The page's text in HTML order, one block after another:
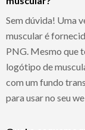
Sem dúvida! Uma
muscular é
PNG. Mesmo que
logótipo de
com um fundo
para usar no seu